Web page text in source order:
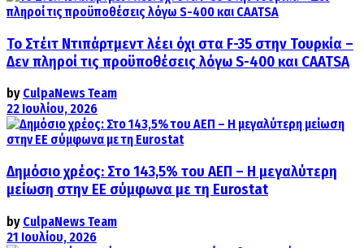
Το Στέιτ Ντιπάρτμεντ λέει όχι στα F-35 στην Τουρκία –
Δεν πληροί τις προϋποθέσεις λόγω S-400 και CAATSA
by CulpaNews Team
22 Ιουλίου, 2026
Δημόσιο χρέος: Στο 143,5% του ΑΕΠ – Η μεγαλύτερη
μείωση στην ΕΕ σύμφωνα με τη Eurostat
by CulpaNews Team
21 Ιουλίου, 2026